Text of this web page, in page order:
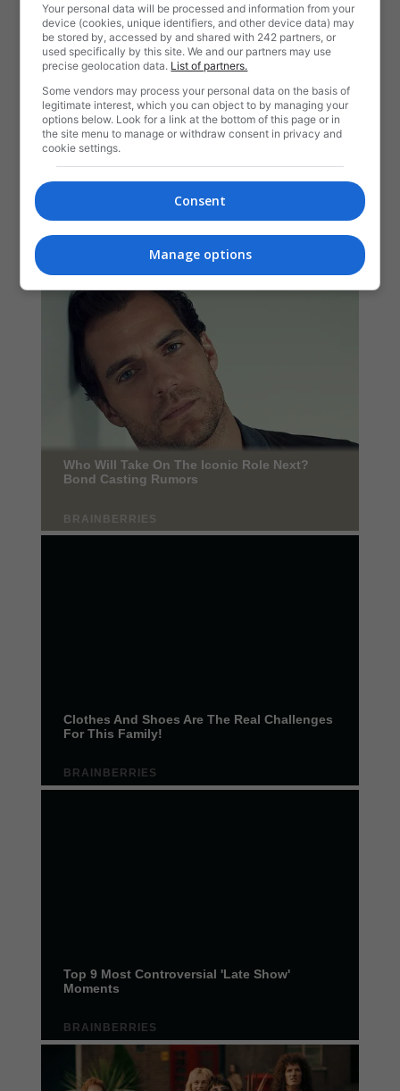
Your personal data will be processed and information from your
device (cookies, unique identifiers, and other device data) may
be stored by, accessed by and shared with 242 partners, or
used specifically by this site. We and our partners may use
precise geolocation data. List of partners.
Some vendors may process your personal data on the basis of
legitimate interest, which you can object to by managing your
options below. Look for a link at the bottom of this page or in
the site menu to manage or withdraw consent in privacy and
cookie settings.
Consent
Manage options